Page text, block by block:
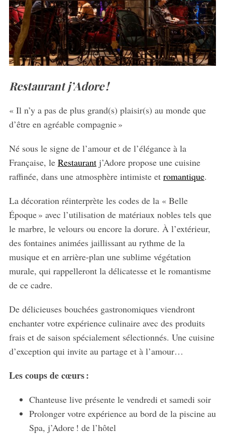
Restaurant j’Adore !
« Il n’y a pas de plus grand(s) plaisir(s) au monde que
d’être en agréable compagnie »
Né sous le signe de l’amour et de l’élégance à la
Française, le Restaurantj’Adore propose une cuisine
raffinée, dans une atmosphère intimiste et romantique.
La décoration réinterprète les codes de la « Belle
Époque » avec l’utilisation de matériaux nobles tels que
le marbre, le velours ou encore la dorure. À l’extérieur,
des fontaines animées jaillissant au rythme de la
musique et en arrière-plan une sublime végétation
murale, qui rappelleront la délicatesse et le romantisme
de ce cadre.
De délicieuses bouchées gastronomiques viendront
enchanter votre expérience culinaire avec des produits
frais et de saison spécialement sélectionnés. Une cuisine
d’exception qui invite au partage et à l’amour…
Les coups de cœurs :
Chanteuse live présente le vendredi et samedi soir
Prolonger votre expérience au bord de la piscine au
Spa, j’Adore ! de l’hôtel